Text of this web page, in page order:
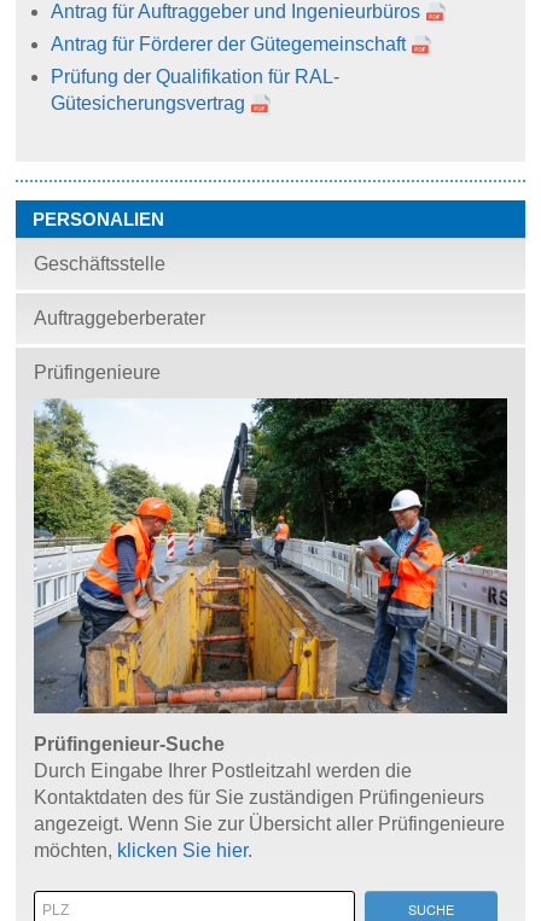
Antrag für Auftraggeber und Ingenieurbüros
Antrag für Förderer der Gütegemeinschaft
Prüfung der Qualifikation für RAL-
Gütesicherungsvertrag
PERSONALIEN
Geschäftsstelle
Auftraggeberberater
Prüfingenieure
Prüfingenieur-Suche
Durch Eingabe Ihrer Postleitzahl werden die
Kontaktdaten des für Sie zuständigen Prüfingenieurs
angezeigt. Wenn Sie zur Übersicht aller Prüfingenieure
möchten, klicken Sie hier.
SUCHE